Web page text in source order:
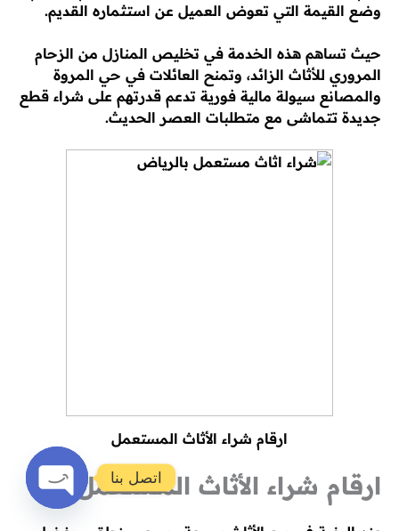
وضع القيمة التي تعوض العميل عن استثماره القديم.
حيث تساهم هذه الخدمة في تخليص المنازل من الزحام
المروري للأثاث الزائد، وتمنح العائلات في حي المروة
والمصانع سيولة مالية فورية تدعم قدرتهم على شراء قطع
جديدة تتماشى مع متطلبات العصر الحديث.
ارقام شراء الأثاث المستعمل
ارقام شراء الأثاث المستعمل
اتصل بنا